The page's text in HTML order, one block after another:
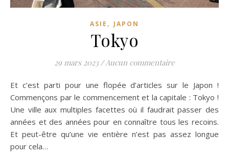
ASIE , JAPON
Tokyo
29 mars 2023 /Aucun commentaire
Et c’est parti pour une flopée d’articles sur le Japon !
Commençons par le commencement et la capitale : Tokyo !
Une ville aux multiples facettes où il faudrait passer des
années et des années pour en connaître tous les recoins.
Et peut-être qu’une vie entière n’est pas assez longue
pour cela…